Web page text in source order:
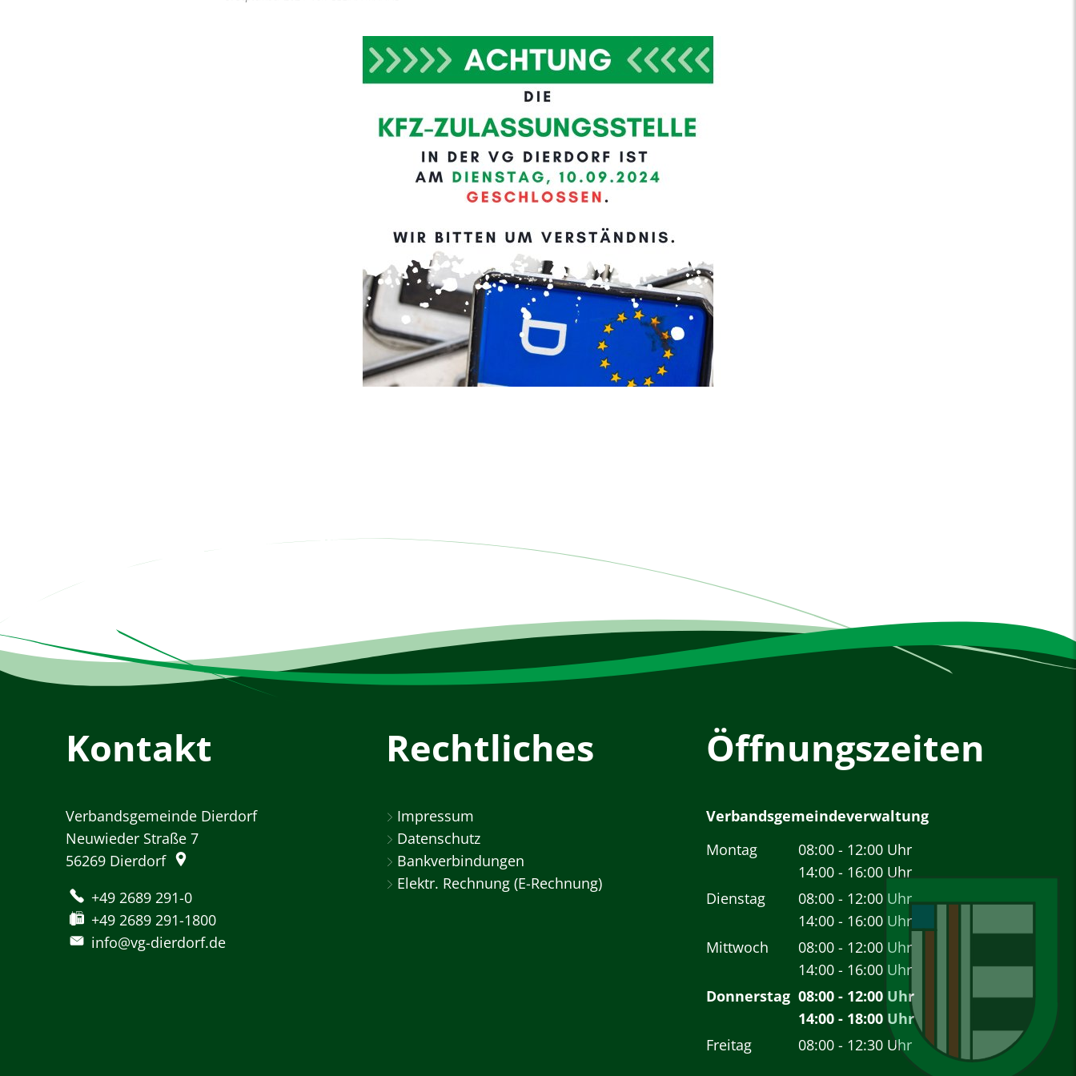
Kontakt
Verbandsgemeinde Dierdorf
Neuwieder Straße 7
56269 Dierdorf
+49 2689 291-0
+49 2689 291-1800
info@vg-dierdorf.de
Rechtliches
Impressum
Datenschutz
Bankverbindungen
Elektr. Rechnung (E-Rechnung)
Öffnungszeiten
Verbandsgemeindeverwaltung
Montag
08:00 - 12:00 Uhr
Von 08:00 bis 12:00 Uhr
14:00 - 16:00 Uhr
Von 14:00 bis 16:00 Uhr
Dienstag 08:00 - 12:00 Uhr
Von 08:00 bis 12:00 Uhr
14:00 - 16:00 Uhr
Von 14:00 bis 16:00 Uhr
Mittwoch 08:00 - 12:00 Uhr
Von 08:00 bis 12:00 Uhr
14:00 - 16:00 Uhr
Von 14:00 bis 16:00 Uhr
Donnerstag 08:00 - 12:00 Uhr
Von 08:00 bis 12:00 Uhr
14:00 - 18:00 Uhr
Von 14:00 bis 18:00 Uhr
Freitag 08:00 - 12:30 Uhr
Von 08:00 bis 12:30 Uhr